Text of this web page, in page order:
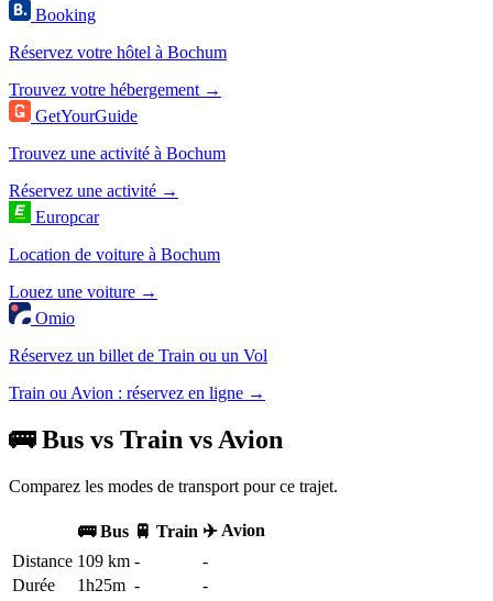
Booking
Réservez votre hôtel à Bochum
Trouvez votre hébergement →
GetYourGuide
Trouvez une activité à Bochum
Réservez une activité →
Europcar
Location de voiture à Bochum
Louez une voiture →
Omio
Réservez un billet de Train ou un Vol
Train ou Avion : réservez en ligne →
🚌 Bus vs Train vs Avion
Comparez les modes de transport pour ce trajet.
🚌 Bus 🚆 Train ✈️ Avion
Distance 109 km -
-
Durée
1h25m -
-